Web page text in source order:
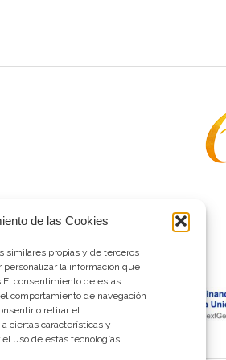
de las Cookies
similares propias y de terceros
personalizar la información que
consentimiento de estas
comportamiento de navegación
o retirar el
ciertas características y
el uso de estas tecnologías.